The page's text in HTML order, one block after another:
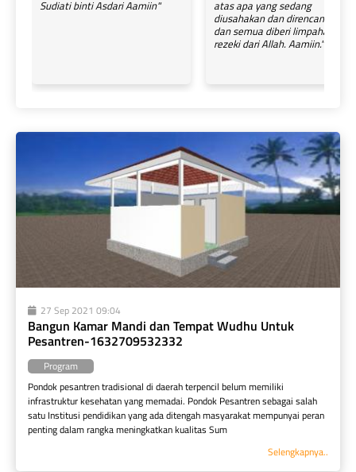
Sudiati binti Asdari Aamiin"
atas apa yang sedang
diusahakan dan direncanakan.
dan semua diberi limpahan
rezeki dari Allah. Aamiin."
27 Sep 2021 09:04
Bangun Kamar Mandi dan Tempat Wudhu Untuk
Pesantren-1632709532332
Program
Pondok pesantren tradisional di daerah terpencil belum memiliki
infrastruktur kesehatan yang memadai. Pondok Pesantren sebagai salah
satu Institusi pendidikan yang ada ditengah masyarakat mempunyai peran
penting dalam rangka meningkatkan kualitas Sum
Selengkapnya..